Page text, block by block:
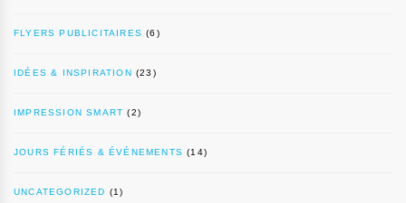
FLYERS PUBLICITAIRES (6)
IDÉES & INSPIRATION (23)
IMPRESSION SMART (2)
JOURS FÉRIÉS & ÉVÉNEMENTS (14)
UNCATEGORIZED (1)